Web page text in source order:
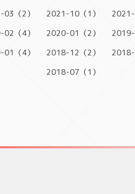
（2） 2021-10（1） 2021-
（4） 2020-01（2） 2019-
（4） 2018-12（2） 2018-
2018-07（1）